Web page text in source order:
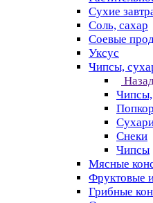
Сухие
Соль, сахар
Соевые
Уксус
Чипсы,
Чипсы,
Снеки
Чипсы
Мясные
Фруктовые
Грибные